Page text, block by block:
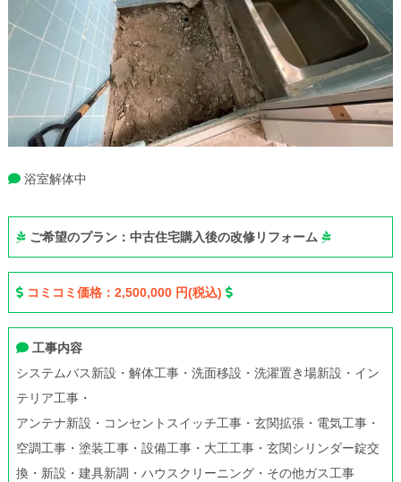
浴室解体中
ご希望のプラン：中古住宅購入後の改修リフォーム
コミコミ価格：2,500,000 円(税込)
工事内容
システムバス新設・解体工事・洗面移設・洗濯置き場新設・イン
テリア工事・
アンテナ新設・コンセントスイッチ工事・玄関拡張・電気工事・
空調工事・塗装工事・設備工事・大工工事・玄関シリンダー錠交
換・新設・建具新調・ハウスクリーニング・その他ガス工事